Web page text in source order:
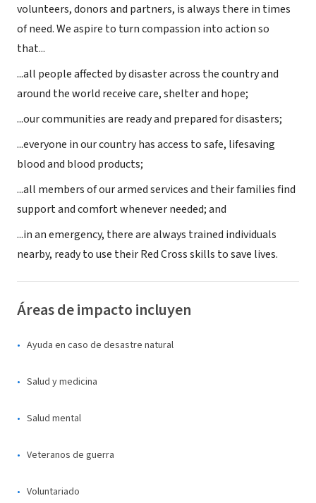
volunteers, donors and partners, is always there in times
of need. We aspire to turn compassion into action so
that...
...all people affected by disaster across the country and
around the world receive care, shelter and hope;
...our communities are ready and prepared for disasters;
...everyone in our country has access to safe, lifesaving
blood and blood products;
...all members of our armed services and their families find
support and comfort whenever needed; and
...in an emergency, there are always trained individuals
nearby, ready to use their Red Cross skills to save lives.
Áreas de impacto incluyen
Ayuda en caso de desastre natural
Salud y medicina
Salud mental
Veteranos de guerra
Voluntariado